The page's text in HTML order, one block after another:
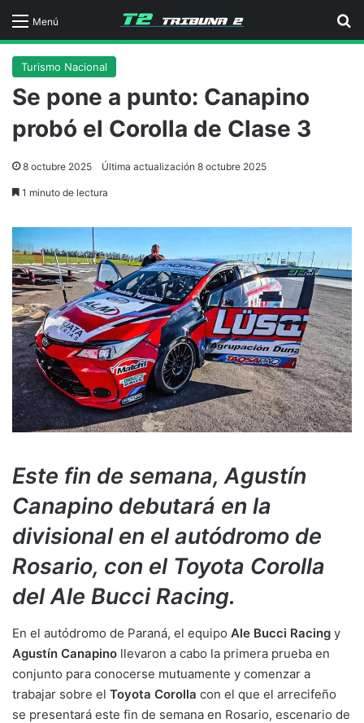
Menú
Turismo Nacional
Se pone a punto: Canapino
probó el Corolla de Clase 3
8 octubre 2025 Última actualización 8 octubre 2025
1 minuto de lectura
Este fin de semana, Agustín
Canapino debutará en la
divisional en el autódromo de
Rosario, con el Toyota Corolla
del Ale Bucci Racing.
En el autódromo de Paraná, el equipo Ale Bucci Racing y
Agustín Canapino llevaron a cabo la primera prueba en
conjunto para conocerse mutuamente y comenzar a
trabajar sobre el Toyota Corolla con el que el arrecifeño
se presentará este fin de semana en Rosario, escenario de